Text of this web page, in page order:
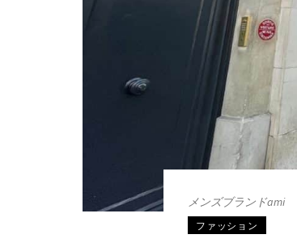
メンズブランドami
ファッション